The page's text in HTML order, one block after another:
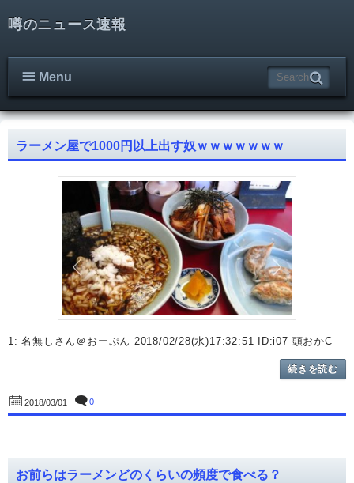
噂のニュース速報
Menu
ラーメン屋で1000円以上出す奴ｗｗｗｗｗｗｗ
1: 名無しさん＠おーぷん 2018/02/28(水)17:32:51 ID:i07 頭おかC
続きを読む
2018/03/01 0
お前らはラーメンどのくらいの頻度で食べる？